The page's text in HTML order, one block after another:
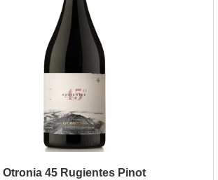
Otronia 45 Rugientes Pinot